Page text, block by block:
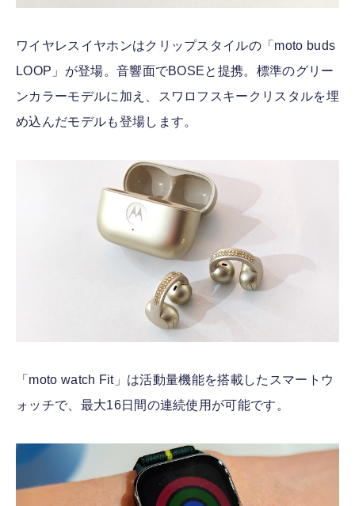
ワイヤレスイヤホンはクリップスタイルの「moto buds
LOOP」が登場。音響面でBOSEと提携。標準のグリー
ンカラーモデルに加え、スワロフスキークリスタルを埋
め込んだモデルも登場します。
「moto watch Fit」は活動量機能を搭載したスマートウ
ォッチで、最大16日間の連続使用が可能です。